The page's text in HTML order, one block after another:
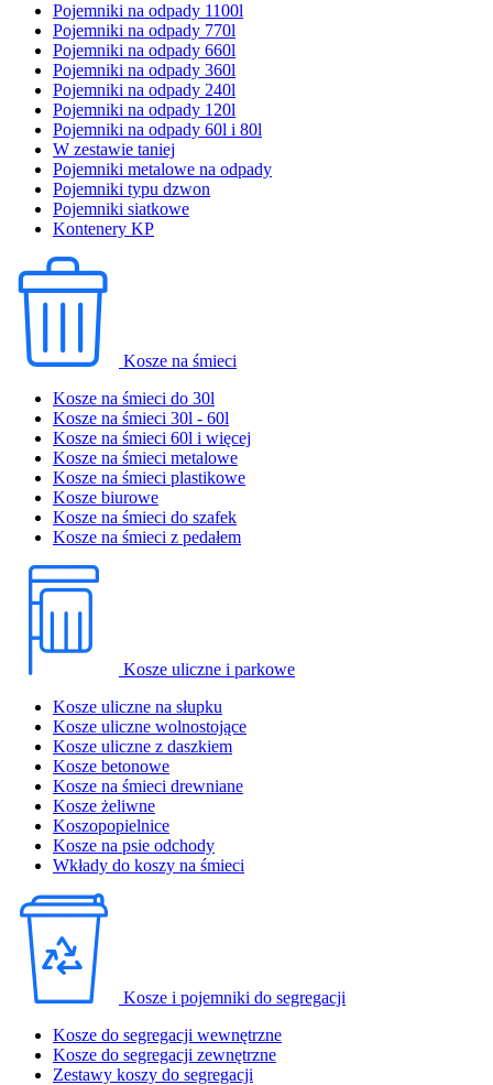
Pojemniki na odpady 1100l
Pojemniki na odpady 770l
Pojemniki na odpady 660l
Pojemniki na odpady 360l
Pojemniki na odpady 240l
Pojemniki na odpady 120l
Pojemniki na odpady 60l i 80l
W zestawie taniej
Pojemniki metalowe na odpady
Pojemniki typu dzwon
Pojemniki siatkowe
Kontenery KP
Kosze na śmieci
Kosze na śmieci do 30l
Kosze na śmieci 30l - 60l
Kosze na śmieci 60l i więcej
Kosze na śmieci metalowe
Kosze na śmieci plastikowe
Kosze biurowe
Kosze na śmieci do szafek
Kosze na śmieci z pedałem
Kosze uliczne i parkowe
Kosze uliczne na słupku
Kosze uliczne wolnostojące
Kosze uliczne z daszkiem
Kosze betonowe
Kosze na śmieci drewniane
Kosze żeliwne
Koszopopielnice
Kosze na psie odchody
Wkłady do koszy na śmieci
Kosze i pojemniki do segregacji
Kosze do segregacji wewnętrzne
Kosze do segregacji zewnętrzne
Zestawy koszy do segregacji